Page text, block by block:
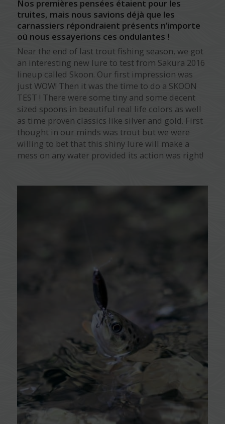
Nos premières pensées étaient pour les
truites, mais nous savions déjà que les
carnassiers répondraient présents n’importe
où nous essayerions ces ondulantes !
Near the end of last trout fishing season, we got
an interesting new lure to test from Sakura 2016
lineup called Skoon. Our first impression was
just WOW! Then it was the time to do a SKOON
TEST ! There were some tiny and some decent
sized spoons in beautiful real life colors as well
as time proven classics like silver and gold. First
thought in our minds was trout but we were
willing to bet that this shiny lure will make a
mess on any water provided its action was right!